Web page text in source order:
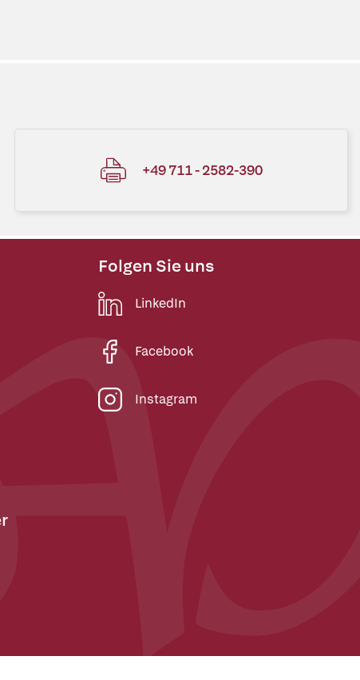
+49 711 - 2582-390
Folgen Sie uns
LinkedIn
Facebook
Instagram